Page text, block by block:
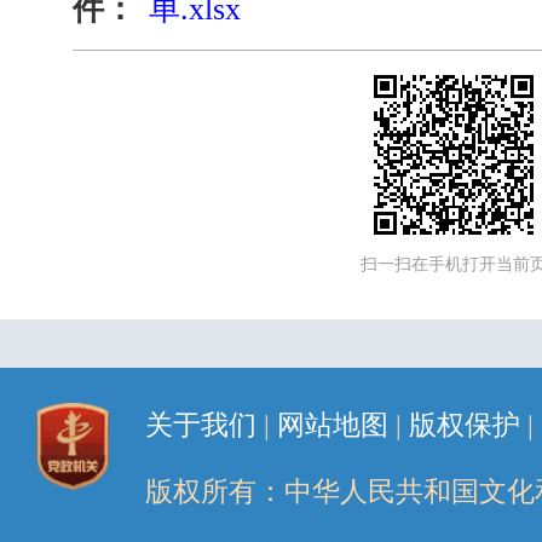
件： 单.xlsx
扫一扫在手机打开当前
关于我们 | 网站地图 | 版权保护 |
版权所有：中华人民共和国文